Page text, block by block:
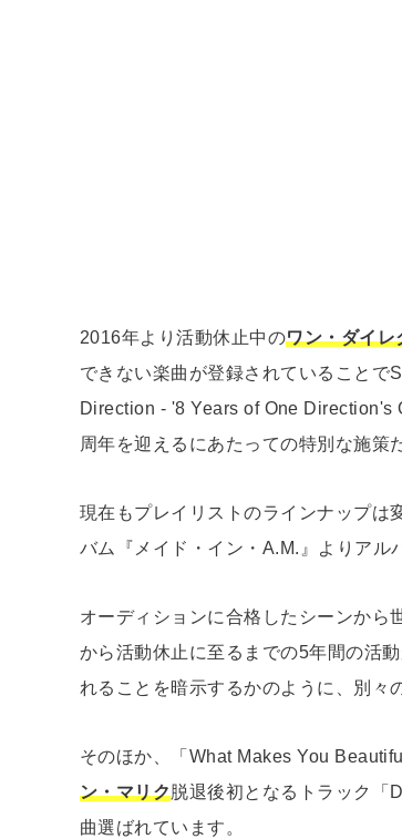
2016年より活動休止中のワン・ダイレ
できない楽曲が登録されていることで
Direction - '8 Years of One Direction's
周年を迎えるにあたっての特別な施策
現在もプレイリストのラインナップは
バム『メイド・イン・A.M.』よりアル
オーディションに合格したシーンから
から活動休止に至るまでの5年間の活
れることを暗示するかのように、別々
そのほか、「What Makes You
ン・マリク脱退後初となるトラック
曲選ばれています。